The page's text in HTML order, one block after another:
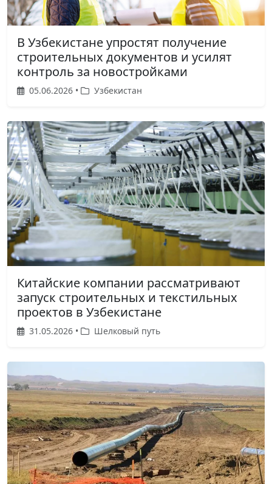
В Узбекистане упростят получение
строительных документов и усилят
контроль за новостройками
05.06.2026 • Узбекистан
Китайские компании рассматривают
запуск строительных и текстильных
проектов в Узбекистане
31.05.2026 • Шелковый путь